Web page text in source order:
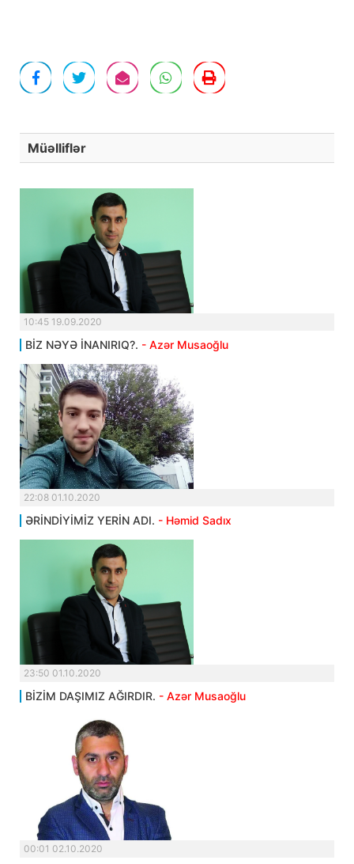
Müəlliflər
10:45 19.09.2020
BİZ NƏYƏ İNANIRIQ?. - Azər Musaoğlu
22:08 01.10.2020
ƏRİNDİYİMİZ YERİN ADI. - Həmid Sadıx
23:50 01.10.2020
BİZİM DAŞIMIZ AĞIRDIR. - Azər Musaoğlu
00:01 02.10.2020